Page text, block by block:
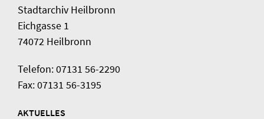
Stadtarchiv Heilbronn
Eichgasse 1
74072 Heilbronn
Telefon: 07131 56-2290
Fax: 07131 56-3195
AKTUELLES